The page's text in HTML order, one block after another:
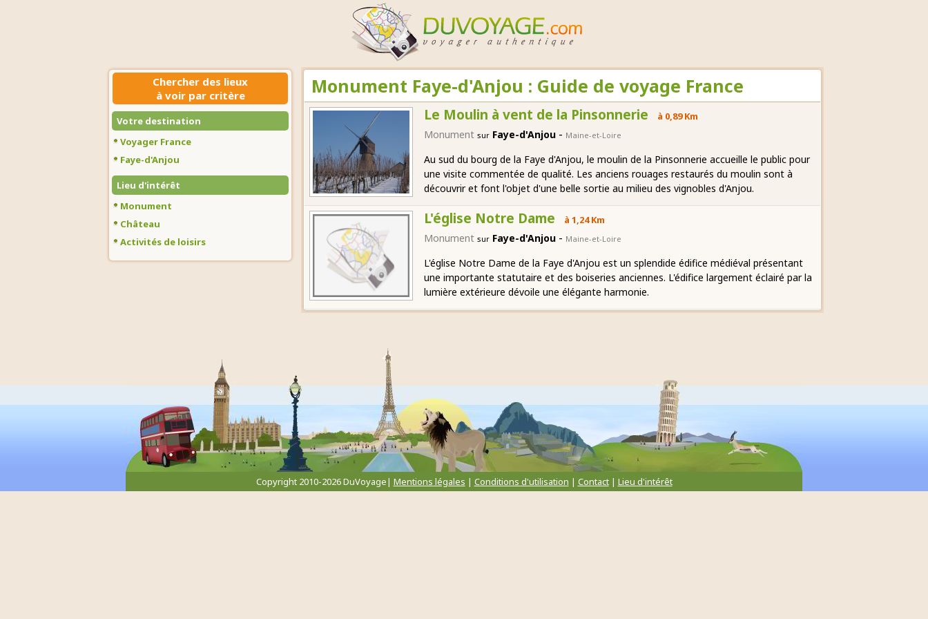
Chercher des lieux
à voir par critère
Votre destination
Voyager France
Faye-d'Anjou
Lieu d'intérêt
Monument
Château
Activités de loisirs
Monument Faye-d'Anjou : Guide de voyage France
Le Moulin à vent de la Pinsonnerie à 0,89 Km
Monument sur Faye-d'Anjou - Maine-et-Loire
Au sud du bourg de la Faye d'Anjou, le moulin de la Pinsonnerie accueille le public pour
une visite commentée de qualité. Les anciens rouages restaurés du moulin sont à
découvrir et font l'objet d'une belle sortie au milieu des vignobles d'Anjou.
L'église Notre Dame à 1,24 Km
Monument sur Faye-d'Anjou - Maine-et-Loire
L'église Notre Dame de la Faye d'Anjou est un splendide édifice médiéval présentant
une importante statutaire et des boiseries anciennes. L'édifice largement éclairé par la
lumière extérieure dévoile une élégante harmonie.
Copyright 2010-2026 DuVoyage| Mentions légales | Conditions d'utilisation | Contact| Lieu d'intérêt